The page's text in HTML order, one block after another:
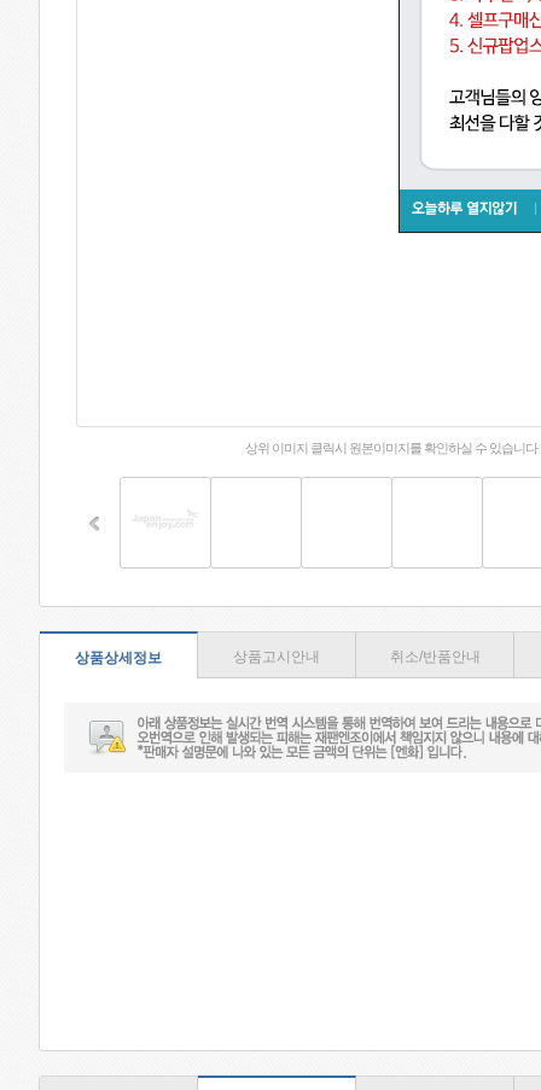
상위 이미지 클릭시 원본이미지를 확인하실 수 있습니다
상품상세정보 상품고시안내 취소/반품안내